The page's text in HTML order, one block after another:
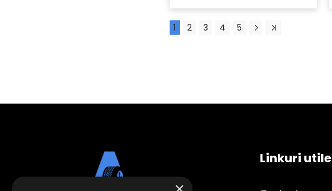
1 2 3 4 5
Linkuri utile